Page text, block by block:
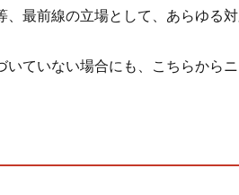
最前線の立場として、あらゆる
いていない場合にも、こちらから